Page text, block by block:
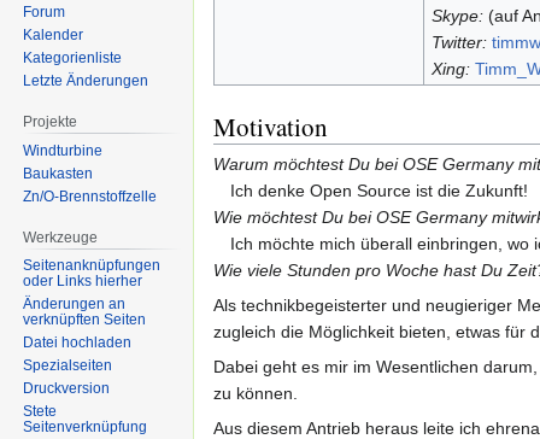
Skype:(auf
Twitter:
Xing:
Motivation
Warum möchtest Du bei OSE Germany
Ich denke Open Source ist die Zukunft!
Wie möchtest Du bei OSE Germany
Ich möchte mich überall einbringen, wo
Wie viele Stunden pro Woche hast Du
Als technikbegeisterter und neugieriger
zugleich die Möglichkeit bieten, etwas für
Dabei geht es mir im Wesentlichen
zu können.
Aus diesem Antrieb heraus leite ich
Forum
Kalender
Kategorienliste
Letzte Änderungen
Projekte
Windturbine
Baukasten
Zn/O-Brennstoffzelle
Werkzeuge
Seitenanknüpfungen
oder Links hierher
Änderungen an
verknüpften Seiten
Datei hochladen
Spezialseiten
Druckversion
Stete
Seitenverknüpfung